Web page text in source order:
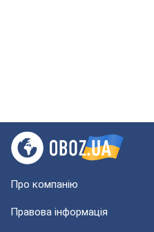
Про компанію
Правова інформація